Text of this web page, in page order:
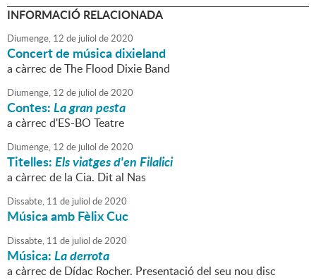
INFORMACIÓ RELACIONADA
Diumenge, 12 de juliol de2020
Concert de música dixieland
a càrrec de The Flood Dixie Band
Diumenge, 12 de juliol de2020
Contes:La gran pesta
a càrrec d'ES-BO Teatre
Diumenge, 12 de juliol de2020
Titelles:Els viatges d'en Filalici
a càrrec de la Cia. Dit al Nas
Dissabte, 11 de juliol de2020
Música amb Fèlix Cuc
Dissabte, 11 de juliol de2020
Música:La derrota
a càrrec de Dídac Rocher. Presentació del seu nou disc